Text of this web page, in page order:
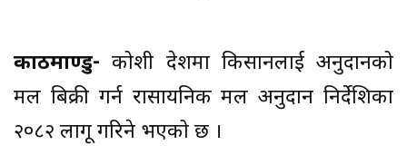
काठमाण्डु- कोशी प्रदेशमा किसानलाई अनुदानको
मल बिक्री गर्न रासायनिक मल अनुदान निर्देशिका
२०८२ लागू गरिने भएको छ ।